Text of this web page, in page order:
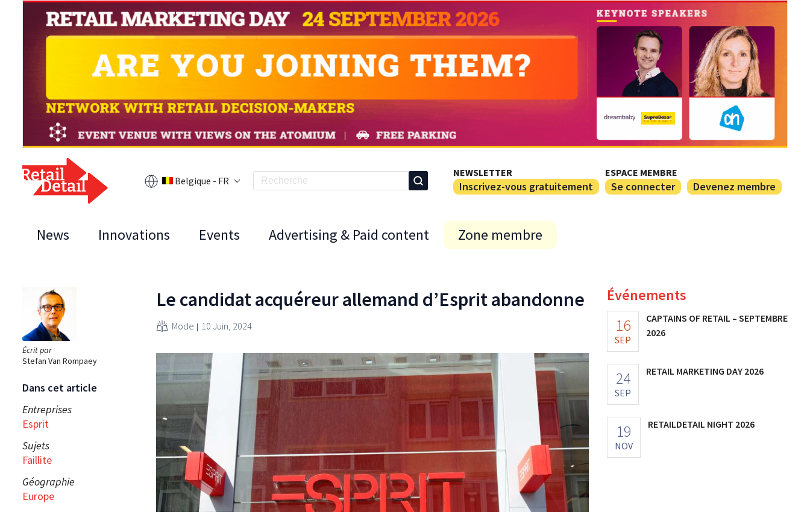
Belgique - FR
NEWSLETTER
Inscrivez-vous gratuitement
ESPACE MEMBRE
Se connecter Devenez membre
News Innovations Events Advertising & Paid content Zone membre
Écrit par
Stefan Van Rompaey
Dans cet article
Entreprises
Esprit
Sujets
Faillite
Géographie
Europe
Le candidat acquéreur allemand d’Esprit abandonne
Mode 10 Juin, 2024
Événements
16
SEP
CAPTAINS OF RETAIL – SEPTEMBRE
2026
24
SEP
RETAIL MARKETING DAY 2026
19
NOV
RETAILDETAIL NIGHT 2026